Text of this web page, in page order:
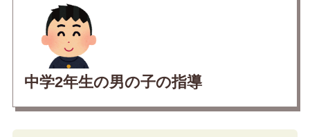
中学2年生の男の子の指導